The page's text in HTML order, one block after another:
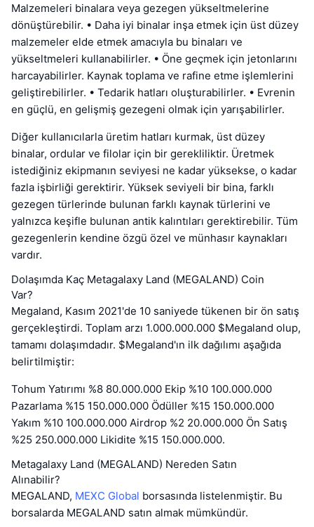
Malzemeleri binalara veya gezegen yükseltmelerine
dönüştürebilir. • Daha iyi binalar inşa etmek için üst düzey
malzemeler elde etmek amacıyla bu binaları ve
yükseltmeleri kullanabilirler. • Öne geçmek için jetonlarını
harcayabilirler. Kaynak toplama ve rafine etme işlemlerini
geliştirebilirler. • Tedarik hatları oluşturabilirler. • Evrenin
en güçlü, en gelişmiş gezegeni olmak için yarışabilirler.
Diğer kullanıcılarla üretim hatları kurmak, üst düzey
binalar, ordular ve filolar için bir gerekliliktir. Üretmek
istediğiniz ekipmanın seviyesi ne kadar yüksekse, o kadar
fazla işbirliği gerektirir. Yüksek seviyeli bir bina, farklı
gezegen türlerinde bulunan farklı kaynak türlerini ve
yalnızca keşifle bulunan antik kalıntıları gerektirebilir. Tüm
gezegenlerin kendine özgü özel ve münhasır kaynakları
vardır.
Dolaşımda Kaç Metagalaxy Land (MEGALAND) Coin
Var?
Megaland, Kasım 2021'de 10 saniyede tükenen bir ön satış
gerçekleştirdi. Toplam arzı 1.000.000.000 $Megaland olup,
tamamı dolaşımdadır. $Megaland'ın ilk dağılımı aşağıda
belirtilmiştir:
Tohum Yatırımı %8 80.000.000 Ekip %10 100.000.000
Pazarlama %15 150.000.000 Ödüller %15 150.000.000
Yakım %10 100.000.000 Airdrop %2 20.000.000 Ön Satış
%25 250.000.000 Likidite %15 150.000.000.
Metagalaxy Land (MEGALAND) Nereden Satın
Alınabilir?
MEGALAND, MEXC Global borsasında listelenmiştir. Bu
borsalarda MEGALAND satın almak mümkündür.